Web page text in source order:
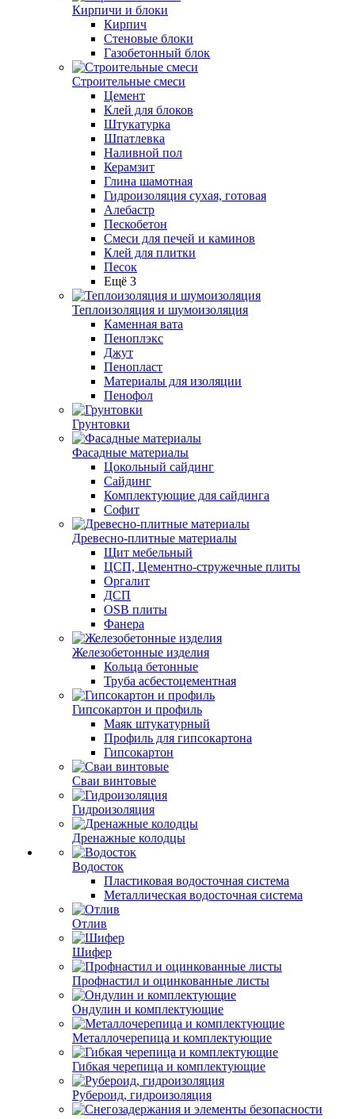
Кирпичи и блоки
Кирпич
Стеновые блоки
Газобетонный блок
Строительные смеси
Цемент
Клей для блоков
Штукатурка
Шпатлевка
Наливной пол
Керамзит
Глина шамотная
Гидроизоляция сухая, готовая
Алебастр
Пескобетон
Смеси для печей и каминов
Клей для плитки
Песок
Ещё 3
Теплоизоляция и шумоизоляция
Каменная вата
Пеноплэкс
Джут
Пенопласт
Материалы для изоляции
Пенофол
Грунтовки
Фасадные материалы
Цокольный сайдинг
Сайдинг
Комплектующие для сайдинга
Софит
Древесно-плитные материалы
Щит мебельный
ЦСП, Цементно-стружечные плиты
Оргалит
ДСП
OSB плиты
Фанера
Железобетонные изделия
Кольца бетонные
Труба асбестоцементная
Гипсокартон и профиль
Маяк штукатурный
Профиль для гипсокартона
Гипсокартон
Сваи винтовые
Гидроизоляция
Дренажные колодцы
Водосток
Пластиковая водосточная система
Металлическая водосточная система
Отлив
Шифер
Профнастил и оцинкованные листы
Ондулин и комплектующие
Металлочерепица и комплектующие
Гибкая черепица и комплектующие
Рубероид, гидроизоляция